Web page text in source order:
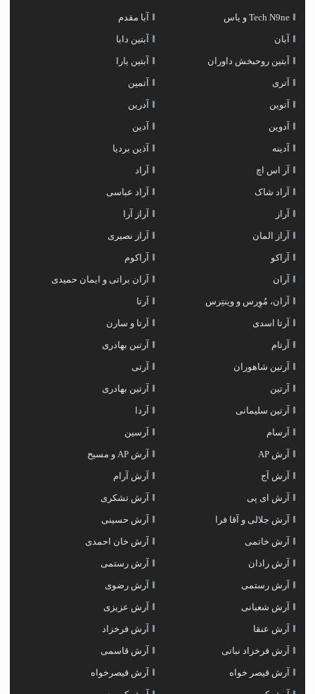
Tech N9ne و یاس آبا مقدم
آبان آبتین دابا
آبتین روحبخش داوران آبتین یارا
آتری آتمین
آتوین آدرین
آدوین آدین
آدینه آذین بردیا
آر اس اچ آراد
آراد شاک آراد عباسی
آراز آراز آرا
آراز المان آراز نصیری
آراکو آراکوم
آران آران براتی و ایمان حمیدی
آران، مُوِرس و وینتِرس آرتا
آرتا اسدی آرتا و سارن
آرتام آرتبن بهادری
آرتين شاهوران آرتی
آرتین آرتین بهادری
آرتین سلیمانی آردا
آرسام آرسین
آرش AP آرش AP و مسیح
آرش آج آرش آرام
آرش ای پی آرش تشکری
آرش جلالی و آقا فرا آرش حسینی
آرش خاتمی آرش خان احمدی
آرش رادان آرش رستمى
آرش رستمی آرش رضوی
آرش شعبانی آرش عزیزی
آرش عنقا آرش فرخزاد
آرش فرخزاد نباتی آرش قاسمی
آرش قیصر خواه آرش قیصرخواه